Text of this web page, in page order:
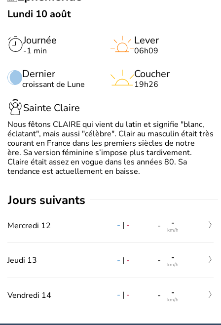
Lundi 10 août
Journée
-1 min
Dernier
croissant de Lune
Lever
06h09
Coucher
19h26
Sainte Claire
Nous fêtons CLAIRE qui vient du latin et signifie "blanc,
éclatant", mais aussi "célèbre". Clair au masculin était très
courant en France dans les premiers siècles de notre
ère. Sa version féminine s’impose plus tardivement.
Claire était assez en vogue dans les années 80. Sa
tendance est actuellement en baisse.
jours suivants
Mercredi 12 - | - - -
km/h
Jeudi 13 - | - - -
km/h
Vendredi 14 - | - - -
km/h